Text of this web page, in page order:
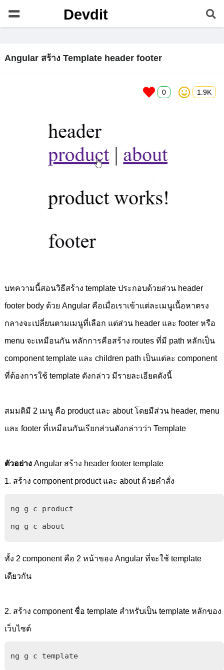
Devdit
Angular สร้าง Template header footer
อ่
า 1.9K
ช 0
บทความนี้สอนวิธีสร้าง template ประกอบด้วยส่วน header
footer body ด้วย Angular คือเมื่อเราเข้าแต่ละเมนูเนื้อหาตรง
กลางจะเปลี่ยนตามเมนูที่เลือก แต่ส่วน header และ footer หรือ
menu จะเหมือนกัน หลักการคือสร้าง routes ที่มี path หลักเป็น
component template และ children path เป็นแต่ละ component
ที่ต้องการใช้ template ดังกล่าว มีรายละเอียดดังนี้
สมมติมี 2 เมนู คือ product และ about โดยมีส่วน header, menu
และ footer ที่เหมือนกันเรียกส่วนดังกล่าวว่า Template
ตัวอย่างAngular สร้าง header footer template
1. สร้าง component product และ about ด้วยคำสั่ง
ng g c product
ng g c about
ทั้ง 2 component คือ 2 หน้าของ Angular ที่จะใช้ template
เดียวกัน
2. สร้าง component ชื่อ template สำหรับเป็น template หลักของ
เว็บไซต์
ng g c template